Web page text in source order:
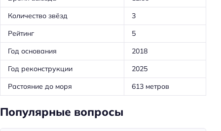
Общая кухня
Обслуживание номеров
Ускоренная регистрация заезда/отъезда
Проживание с животными
Оборудование для кухни: плита
Оборудование для кухни: посуда
Оборудование для кухни: микроволновка
Количество звёзд
3
Рейтинг
5
Год основания
2018
Год реконструкции
2025
Растояние до моря
613 метров
Популярные вопросы